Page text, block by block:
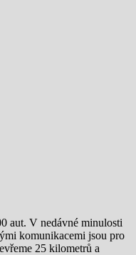
aut. V nedávné minulosti
komunikacemi jsou pro
25 kilometrů a